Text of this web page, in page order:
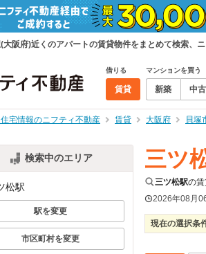
大阪府)近くのアパートの賃貸物件をまとめて検索、
借りる
賃貸
マンションを買う
新築 中古
宅情報のニフティ不動産 賃貸 大阪府 貝塚
検索中のエリア
松駅
駅を変更
市区町村を変更
三ツ
三ツ松駅の賃
2026年08月
現在の選択条